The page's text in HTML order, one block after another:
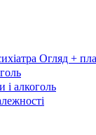
Огляд +
і алкоголь